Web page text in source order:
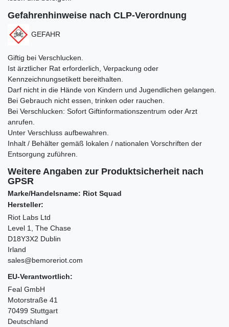
Gefahrenhinweise nach CLP-Verordnung
GEFAHR
Giftig bei Verschlucken.
Ist ärztlicher Rat erforderlich, Verpackung oder
Kennzeichnungsetikett bereithalten.
Darf nicht in die Hände von Kindern und Jugendlichen gelangen.
Bei Gebrauch nicht essen, trinken oder rauchen.
Bei Verschlucken: Sofort Giftinformationszentrum oder Arzt
anrufen.
Unter Verschluss aufbewahren.
Inhalt / Behälter gemäß lokalen / nationalen Vorschriften der
Entsorgung zuführen.
Weitere Angaben zur Produktsicherheit nach
GPSR
Marke/Handelsname: Riot Squad
Hersteller:
Riot Labs Ltd
Level 1, The Chase
D18Y3X2 Dublin
Irland
sales@bemoreriot.com
EU-Verantwortlich:
Feal GmbH
Motorstraße 41
70499 Stuttgart
Deutschland